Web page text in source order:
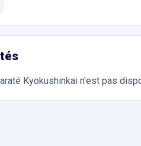
Kyokushinkai n'est pas